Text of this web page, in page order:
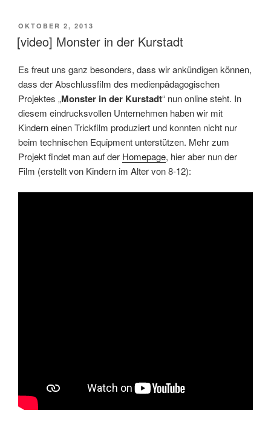
VERÖFFENTLICHT
AM
OKTOBER 2, 2013
[video] Monster in der Kurstadt
Es freut uns ganz besonders, dass wir ankündigen können,
dass der Abschlussfilm des medienpädagogischen
Projektes „Monster in der Kurstadt“ nun online steht. In
diesem eindrucksvollen Unternehmen haben wir mit
Kindern einen Trickfilm produziert und konnten nicht nur
beim technischen Equipment unterstützen. Mehr zum
Projekt findet man auf der Homepage, hier aber nun der
Film (erstellt von Kindern im Alter von 8-12):